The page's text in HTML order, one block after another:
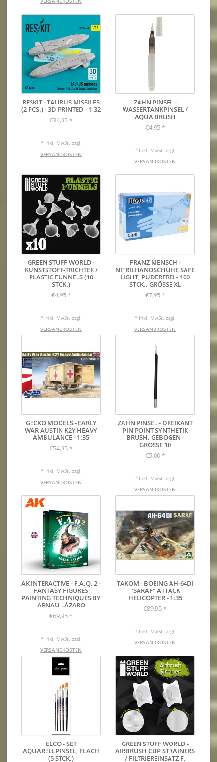
RESKIT - TAURUS MISSILES
(2 PCS.) - 3D PRINTED - 1:32
€34,95 *
* Inkl. MwSt. zzgl.
VERSANDKOSTEN
ZAHN PINSEL -
WASSERTANKPINSEL /
AQUA BRUSH
€4,95 *
* Inkl. MwSt. zzgl.
VERSANDKOSTEN
GREEN STUFF WORLD -
KUNSTSTOFF-TRICHTER /
PLASTIC FUNNELS (10
STCK.)
€4,95 *
* Inkl. MwSt. zzgl.
VERSANDKOSTEN
FRANZ MENSCH -
NITRILHANDSCHUHE SAFE
LIGHT, PUDERFREI - 100
STCK., GRÖSSE XL
€7,95 *
* Inkl. MwSt. zzgl.
VERSANDKOSTEN
GECKO MODELS - EARLY
WAR AUSTIN K2Y HEAVY
AMBULANCE - 1:35
€54,95 *
* Inkl. MwSt. zzgl.
VERSANDKOSTEN
ZAHN PINSEL - DREIKANT
PIN POINT SYNTHETIK
BRUSH, GEBOGEN -
GRÖSSE 10
€5,00 *
* Inkl. MwSt. zzgl.
VERSANDKOSTEN
AK INTERACTIVE - F.A.Q. 2 -
FANTASY FIGURES
PAINTING TECHNIQUES BY
ARNAU LÁZARO
€69,95 *
* Inkl. MwSt. zzgl.
VERSANDKOSTEN
TAKOM - BOEING AH-64DI
"SARAF" ATTACK
HELICOPTER - 1:35
€89,95 *
* Inkl. MwSt. zzgl.
VERSANDKOSTEN
ELCO - SET
AQUARELLPINSEL, FLACH
(5 STCK.)
GREEN STUFF WORLD -
AIRBRUSH CUP STRAINERS
/ FILTRIEREINSATZ F.